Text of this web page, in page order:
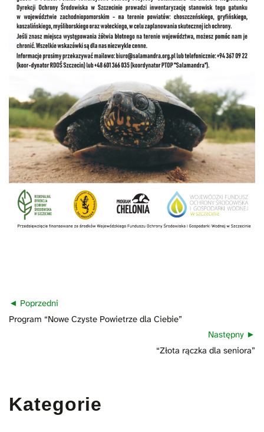
Nawigacja
wpisu
Poprzedni
Poprzedni
Program “Nowe Czyste Powietrze dla Ciebie”
Następny
Następny
“Złota rączka dla seniora”
Kategorie